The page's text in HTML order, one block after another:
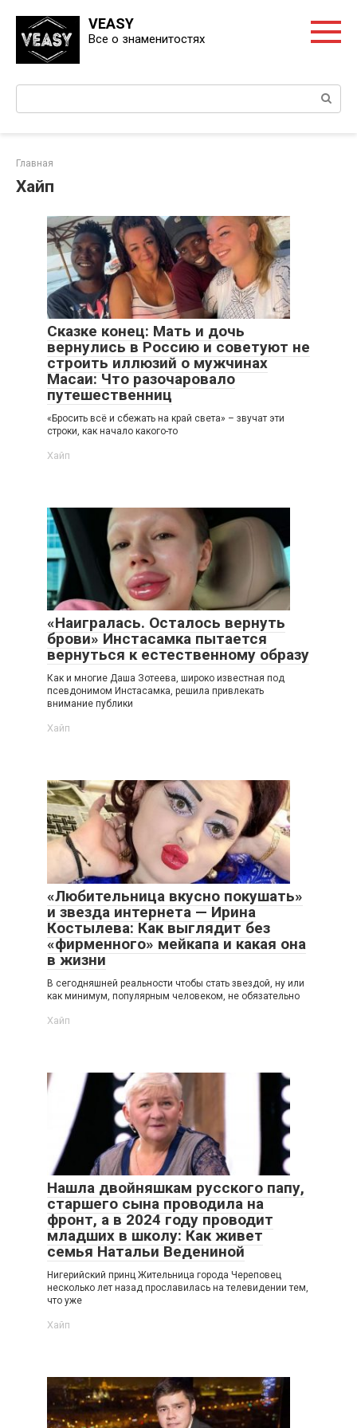
контенту
VEASY
Все о знаменитостях
Главная
Хайп
Сказке конец: Мать и дочь
вернулись в Россию и советуют не
строить иллюзий о мужчинах
Масаи: Что разочаровало
путешественниц
«Бросить всё и сбежать на край света» – звучат эти
строки, как начало какого-то
Хайп
«Наигралась. Осталось вернуть
брови» Инстасамка пытается
вернуться к естественному образу
Как и многие Даша Зотеева, широко известная под
псевдонимом Инстасамка, решила привлекать
внимание публики
Хайп
«Любительница вкусно покушать»
и звезда интернета — Ирина
Костылева: Как выглядит без
«фирменного» мейкапа и какая она
в жизни
В сегодняшней реальности чтобы стать звездой, ну или
как минимум, популярным человеком, не обязательно
Хайп
Нашла двойняшкам русского папу,
старшего сына проводила на
фронт, а в 2024 году проводит
младших в школу: Как живет
семья Натальи Ведениной
Нигерийский принц Жительница города Череповец
несколько лет назад прославилась на телевидении тем,
что уже
Хайп